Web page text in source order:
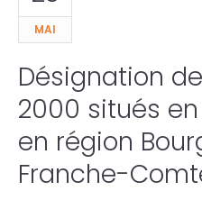
MAI
Désignation
2000 situés
en région
Franche-